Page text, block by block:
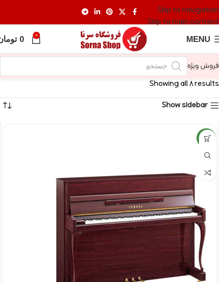
Skip to navigation
Skip to main content
MENU
0
0
فروش ویژه
Showing all 8 results
Show sidebar
NEW